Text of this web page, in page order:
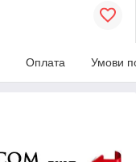
Оплата Умови